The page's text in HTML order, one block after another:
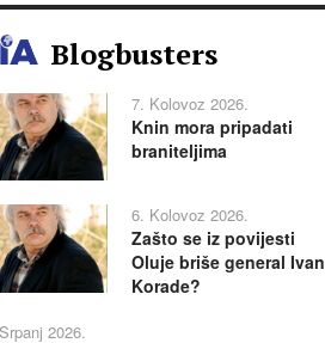
Blogbusters
7. Kolovoz 2026.
Knin mora pripadati
braniteljima
6. Kolovoz 2026.
Zašto se iz povijesti
Oluje briše general Ivan
Korade?
2026.